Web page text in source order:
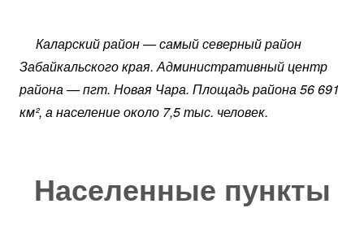
Каларский район — самый северный район
Забайкальского края. Административный центр
района — пгт. Новая Чара. Площадь района 56 691
км², а население около 7,5 тыс. человек.
Населенные пункты